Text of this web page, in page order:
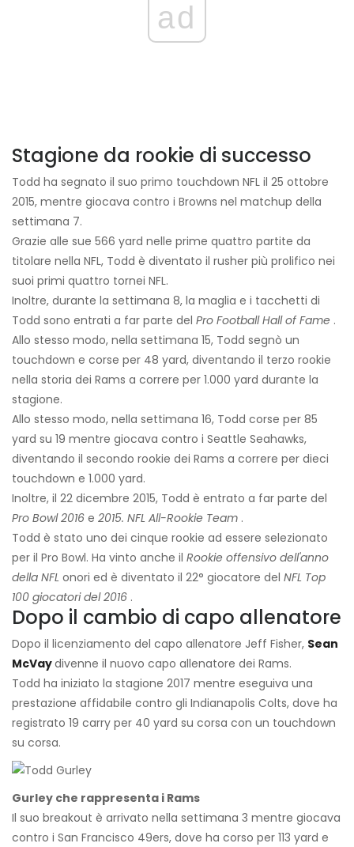
ad
Stagione da rookie di successo
Todd ha segnato il suo primo touchdown NFL il 25 ottobre
2015, mentre giocava contro i Browns nel matchup della
settimana 7.
Grazie alle sue 566 yard nelle prime quattro partite da
titolare nella NFL, Todd è diventato il rusher più prolifico nei
suoi primi quattro tornei NFL.
Inoltre, durante la settimana 8, la maglia e i tacchetti di
Todd sono entrati a far parte del Pro Football Hall of Fame .
Allo stesso modo, nella settimana 15, Todd segnò un
touchdown e corse per 48 yard, diventando il terzo rookie
nella storia dei Rams a correre per 1.000 yard durante la
stagione.
Allo stesso modo, nella settimana 16, Todd corse per 85
yard su 19 mentre giocava contro i Seattle Seahawks,
diventando il secondo rookie dei Rams a correre per dieci
touchdown e 1.000 yard.
Inoltre, il 22 dicembre 2015, Todd è entrato a far parte del
Pro Bowl 2016 e 2015. NFL All-Rookie Team .
Todd è stato uno dei cinque rookie ad essere selezionato
per il Pro Bowl. Ha vinto anche il Rookie offensivo dell'anno
della NFL onori ed è diventato il 22° giocatore del NFL Top
100 giocatori del 2016 .
Dopo il cambio di capo allenatore
Dopo il licenziamento del capo allenatore Jeff Fisher, Sean
McVaydivenne il nuovo capo allenatore dei Rams.
Todd ha iniziato la stagione 2017 mentre eseguiva una
prestazione affidabile contro gli Indianapolis Colts, dove ha
registrato 19 carry per 40 yard su corsa con un touchdown
su corsa.
Gurley che rappresenta i Rams
Il suo breakout è arrivato nella settimana 3 mentre giocava
contro i San Francisco 49ers, dove ha corso per 113 yard e